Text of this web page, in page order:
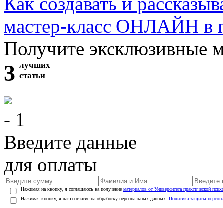
мастер-класс ОНЛАЙН в
Получите эксклюзивные
3 лучших
статьи
- 1
Введите данные
для оплаты
Нажимая на кнопку, я соглашаюсь на получение материалов от Университета практической
Нажимая кнопку, я даю согласие на обработку персональных данных. Политика защиты